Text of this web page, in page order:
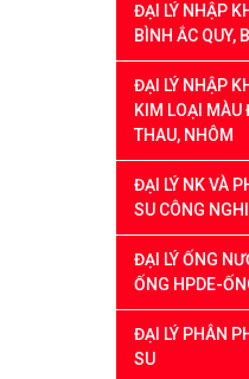
ĐẠI LÝ NHẬP
BÌNH ẮC QUY,
ĐẠI LÝ NHẬP
KIM LOẠI MÀU
THAU, NHÔM
ĐẠI LÝ NK VÀ
SU CÔNG
ĐẠI LÝ ỐNG
ỐNG HPDE-
ĐẠI LÝ PHÂN
SU